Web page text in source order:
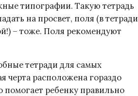
типографии. Такую тетрадь
на просвет, поля (в тетради
– тоже. Поля рекомендуют
тетради для самых
черта расположена гораздо
помогает ребенку правильно